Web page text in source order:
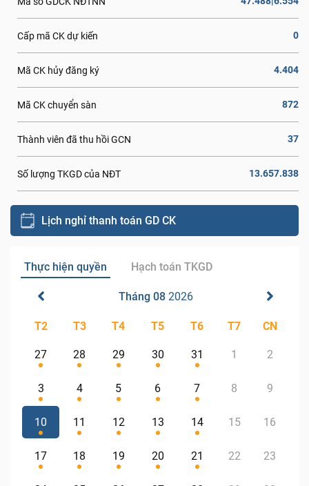
Cấp mã CK dự kiến 0
Mã CK hủy đăng ký 4.404
Mã CK chuyển sàn 872
Thành viên đã thu hồi GCN 37
Số lượng TKGD của NĐT 13.657.838
Lịch nghỉ thanh toán GD CK
Thực hiện quyền Hạch toán TKGD
Tháng 08 2026
T2 T3 T4 T5 T6 T7 CN
27 28 29 30 31 1 2
3 4 5 6 7 8 9
10 11 12 13 14 15 16
17 18 19 20 21 22 23